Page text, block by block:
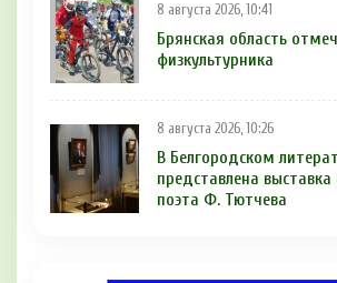
8 августа 2026, 10:41
Брянская область
физкультурника
8 августа 2026, 10:26
В Белгородском
представлена выставка
поэта Ф. Тютчева